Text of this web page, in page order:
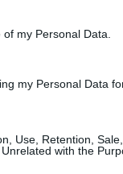
my Personal Data.
my Personal Data
Use, Retention,
with the